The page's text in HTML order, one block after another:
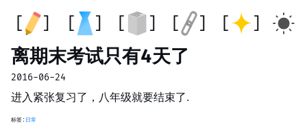
离期末考试只有4天了
2016-06-24
进入紧张复习了，八年级就要结束了.
标签: 日常